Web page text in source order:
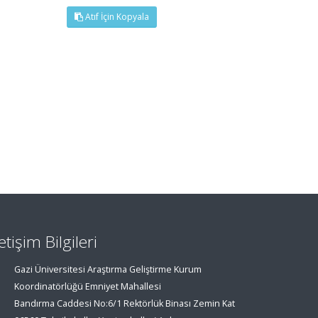
Atıf İçin Kopyala
Bilgileri
Gazi Üniversitesi Araştırma Geliştirme Kurum
Koordinatörlüğü Emniyet Mahallesi
Bandırma Caddesi No:6/1 Rektörlük Binası Zemin Kat